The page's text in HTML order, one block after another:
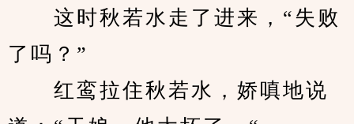
这时秋若水走了进来，“失败
了吗？”
红鸾拉住秋若水，娇嗔地说